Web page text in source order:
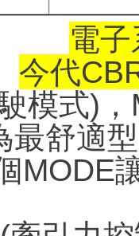
電
今代
模式)
最舒適
MODE